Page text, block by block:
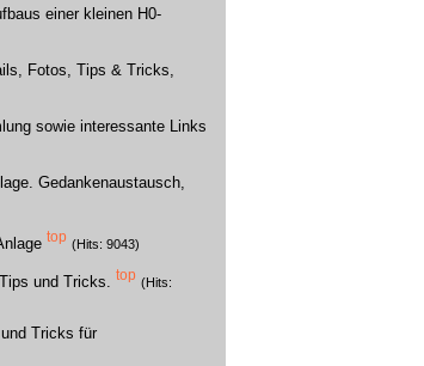
einer kleinen H0-
Fotos, Tips & Tricks,
sowie interessante Links
Gedankenaustausch,
top (Hits: 9043)
und Tricks. top (Hits:
Tricks für